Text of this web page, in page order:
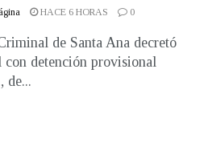
HACE 6 HORAS 0
de Santa Ana decretó
detención provisional
de...